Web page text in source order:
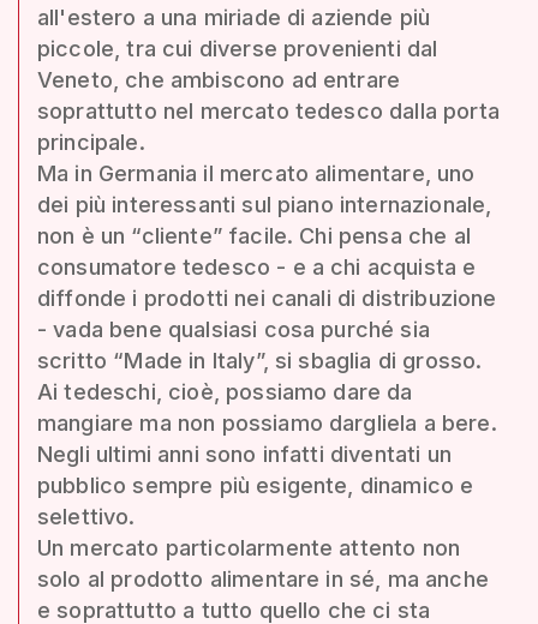
all'estero a una miriade di aziende più
piccole, tra cui diverse provenienti dal
Veneto, che ambiscono ad entrare
soprattutto nel mercato tedesco dalla porta
principale.
Ma in Germania il mercato alimentare, uno
dei più interessanti sul piano internazionale,
non è un “cliente” facile. Chi pensa che al
consumatore tedesco - e a chi acquista e
diffonde i prodotti nei canali di distribuzione
- vada bene qualsiasi cosa purché sia
scritto “Made in Italy”, si sbaglia di grosso.
Ai tedeschi, cioè, possiamo dare da
mangiare ma non possiamo dargliela a bere.
Negli ultimi anni sono infatti diventati un
pubblico sempre più esigente, dinamico e
selettivo.
Un mercato particolarmente attento non
solo al prodotto alimentare in sé, ma anche
e soprattutto a tutto quello che ci sta